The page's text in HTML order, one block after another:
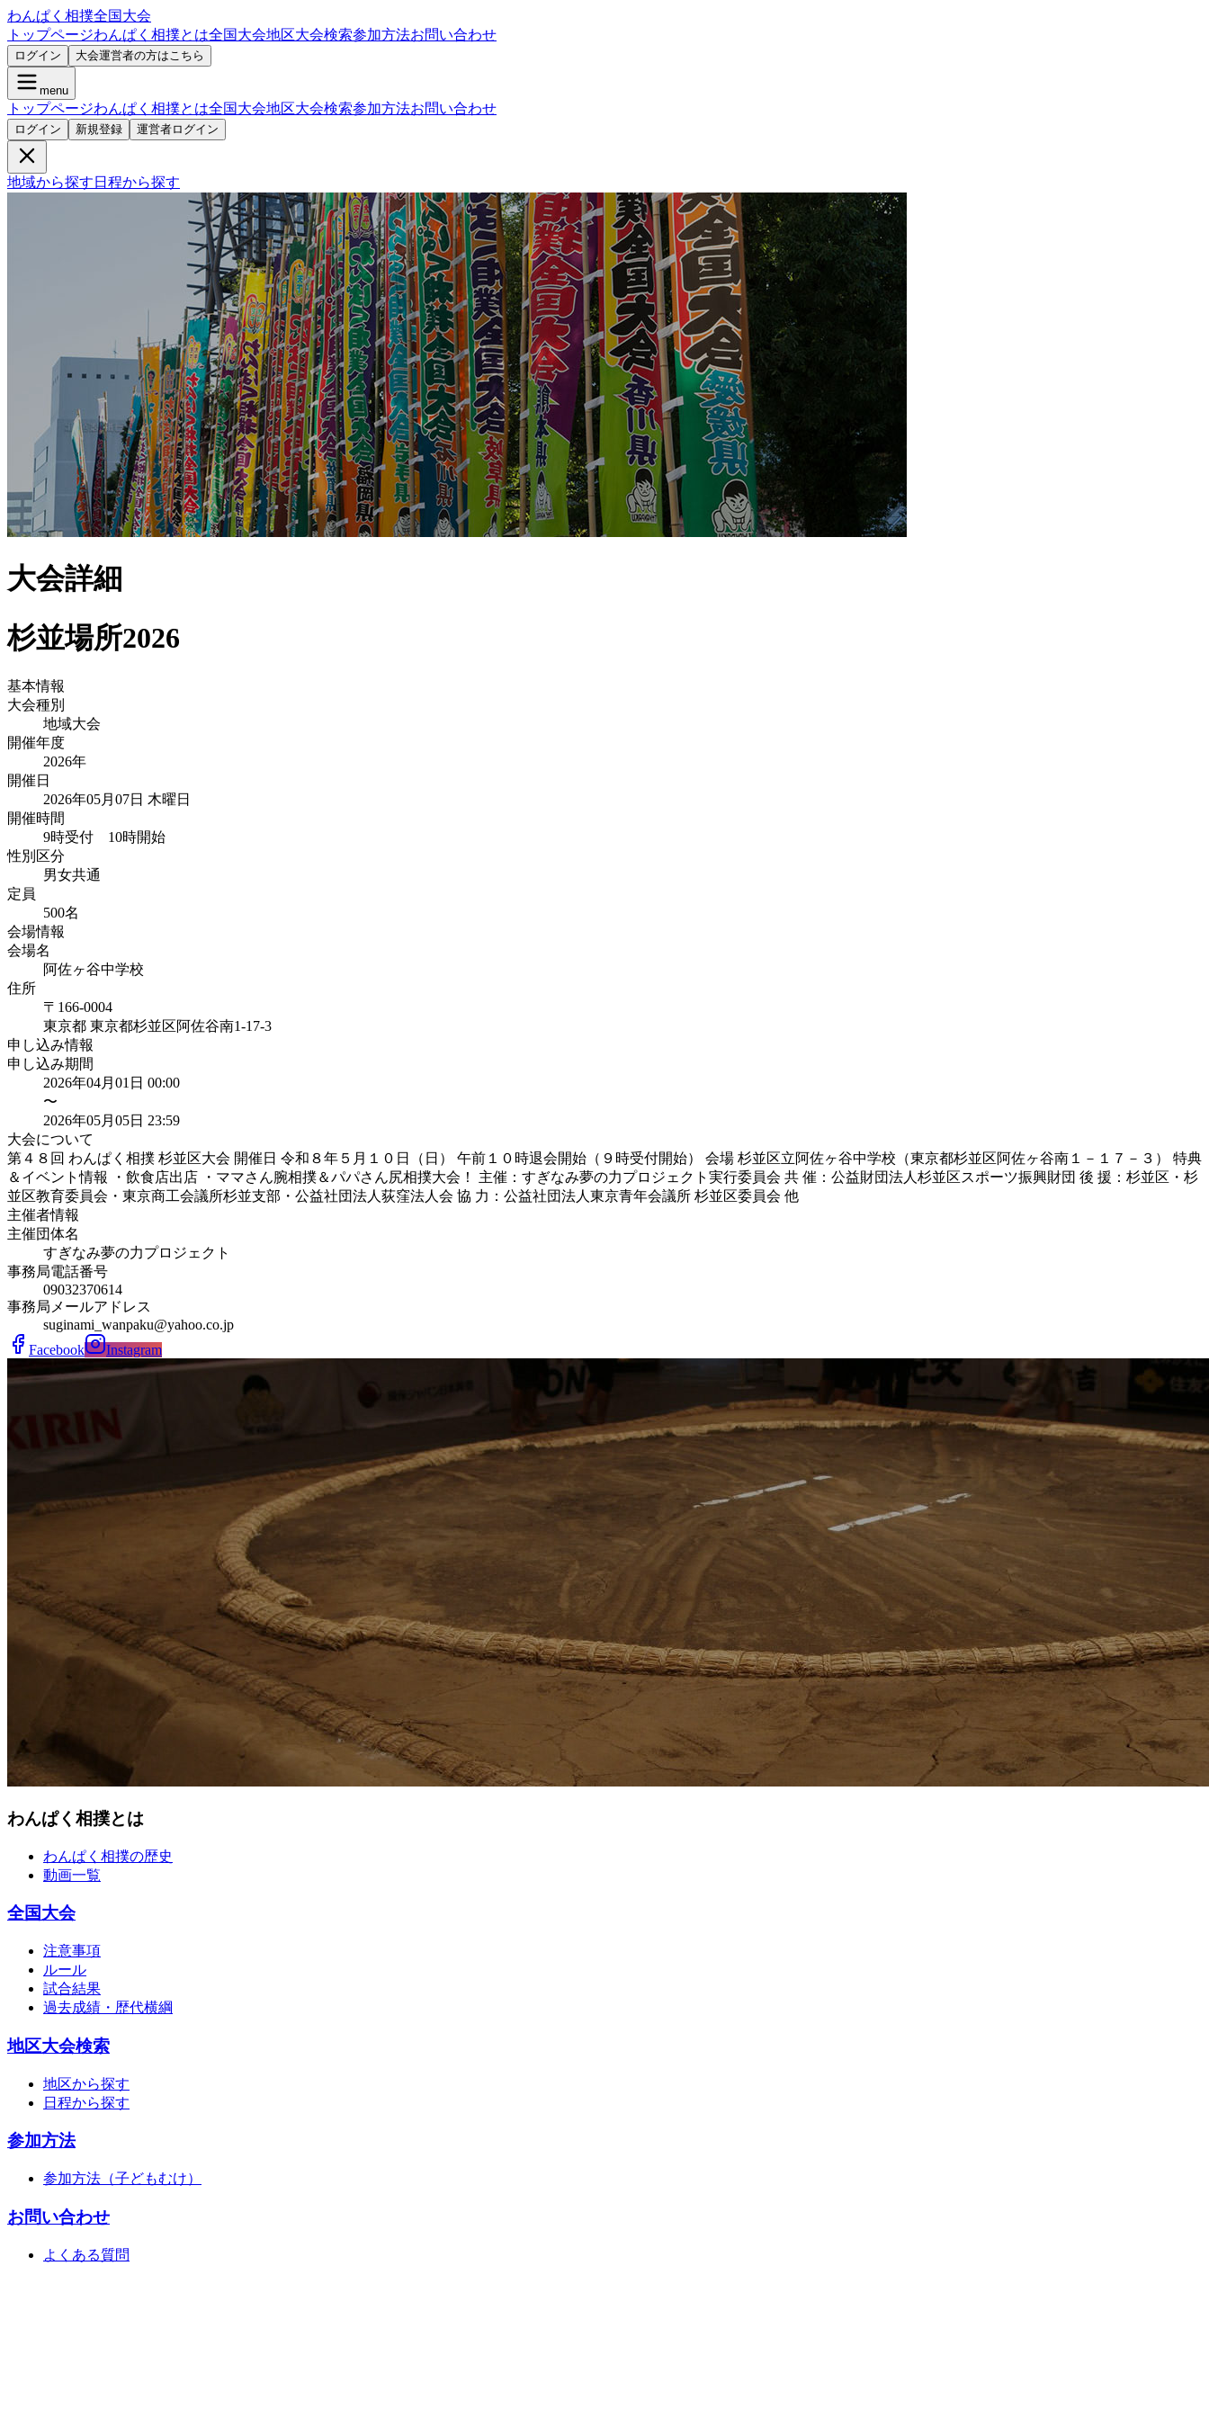
わんぱく相撲全国大会
トップページわんぱく相撲とは全国大会地区大会検索参加方法お問い合わせ
ログイン 大会運営者の方はこちら
menu
トップページわんぱく相撲とは全国大会地区大会検索参加方法お問い合わせ
ログイン 新規登録 運営者ログイン
地域から探す 日程から探す
大会詳細
杉並場所2026
基本情報
大会種別
地域大会
開催年度
2026年
開催日
2026年05月07日 木曜日
開催時間
9時受付 10時開始
性別区分
男女共通
定員
500名
会場情報
会場名
阿佐ヶ谷中学校
住所
〒166-0004
東京都 東京都杉並区阿佐谷南1-17-3
申し込み情報
申し込み期間
2026年04月01日 00:00
〜
2026年05月05日 23:59
大会について
第４８回 わんぱく相撲 杉並区大会 開催日 令和８年５月１０日（日） 午前１０時退会開始（９時受付開始） 会場 杉並区立阿佐ヶ谷中学校（東京都杉並区阿佐ヶ谷南１－１７－３） 特典
＆イベント情報 ・飲食店出店 ・ママさん腕相撲＆パパさん尻相撲大会！ 主催：すぎなみ夢の力プロジェクト実行委員会 共 催：公益財団法人杉並区スポーツ振興財団 後 援：杉並区・杉
並区教育委員会・東京商工会議所杉並支部・公益社団法人荻窪法人会 協 力：公益社団法人東京青年会議所 杉並区委員会 他
主催者情報
主催団体名
すぎなみ夢の力プロジェクト
事務局電話番号
09032370614
事務局メールアドレス
suginami_wanpaku@yahoo.co.jp
Facebook
Instagram
わんぱく相撲とは
わんぱく相撲の歴史
動画一覧
全国大会
注意事項
ルール
試合結果
過去成績・歴代横綱
地区大会検索
地区から探す
日程から探す
参加方法
参加方法（子どもむけ）
お問い合わせ
よくある質問